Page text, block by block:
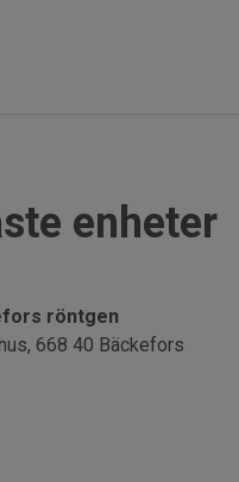
enheter
röntgen
668 40 Bäckefors